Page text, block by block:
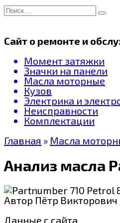
Перейти
к
Search
for:
Сайт о ремонте и
Момент затяжки
Значки на панели
Масла моторные
Кузов
Электрика и
Неисправности
Комплектации
Главная » Масла
Анализ масла
Автор Пётр Викторович
Данные с сайта